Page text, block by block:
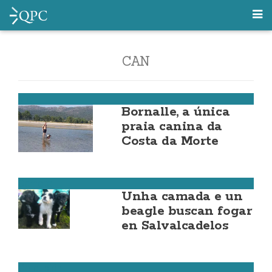
CAN
Bornalle, a única
praia canina da
Costa da Morte
Unha camada e un
beagle buscan fogar
en Salvalcadelos